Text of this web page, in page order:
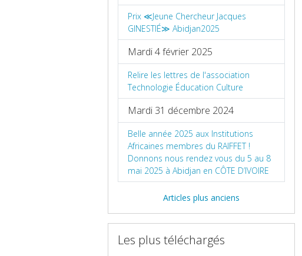
Prix ≪Jeune Chercheur Jacques
GINESTIÉ≫ Abidjan2025
Mardi 4 février 2025
Relire les lettres de l'association
Technologie Éducation Culture
Mardi 31 décembre 2024
Belle année 2025 aux Institutions
Africaines membres du RAIFFET !
Donnons nous rendez vous du 5 au 8
mai 2025 à Abidjan en CÔTE D’IVOIRE
Articles plus anciens
Les plus téléchargés